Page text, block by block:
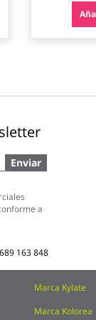
Enviar
a
689 163 848
Marca Kylate
Marca Kolorea